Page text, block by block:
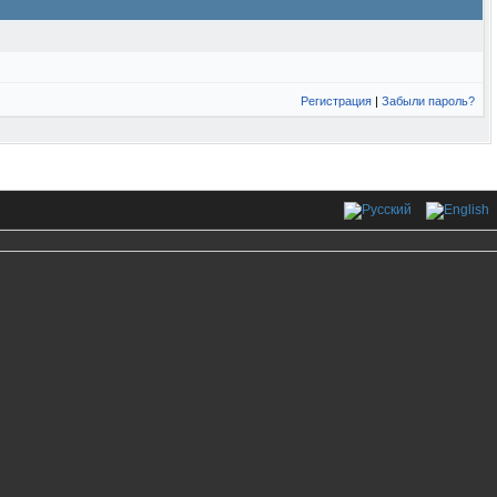
Регистрация | Забыли пароль?